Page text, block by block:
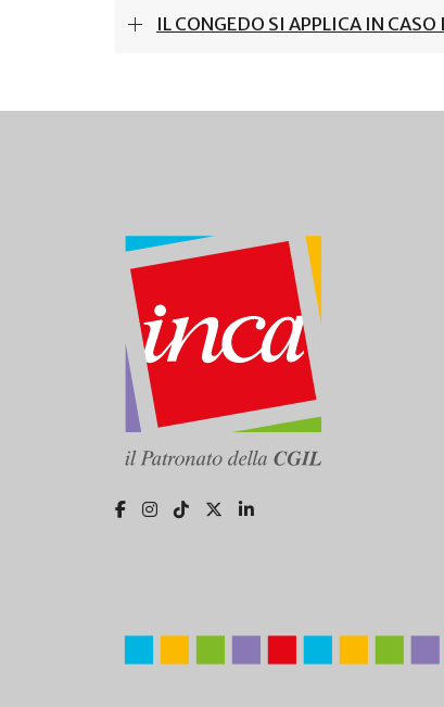
IL CONGEDO SI APPLICA IN CASO